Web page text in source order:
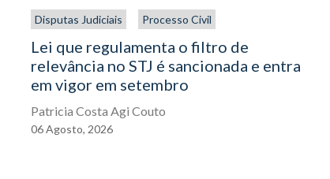
Disputas Judiciais Processo Civil
Lei que regulamenta o filtro de
relevância no STJ é sancionada e entra
em vigor em setembro
Patricia Costa Agi Couto
06Agosto, 2026